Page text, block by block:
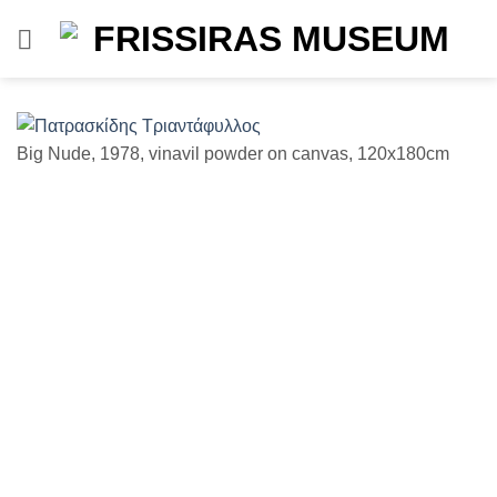
Big Nude, 1978, vinavil powder on canvas, 120x180cm